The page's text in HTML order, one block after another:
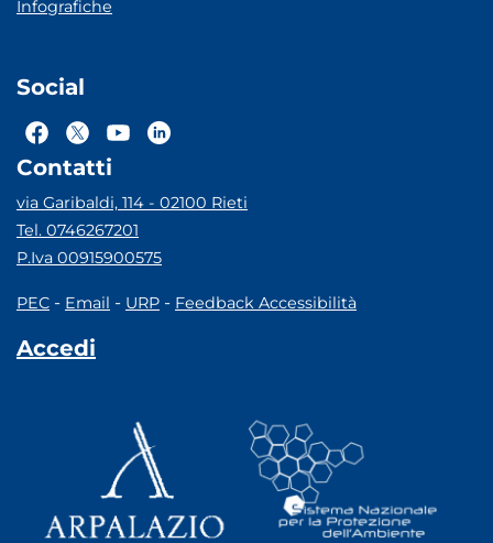
Infografiche
Social
Contatti
via Garibaldi, 114 - 02100 Rieti
Tel. 0746267201
P.Iva 00915900575
PEC - Email - URP - Feedback Accessibilità
Accedi